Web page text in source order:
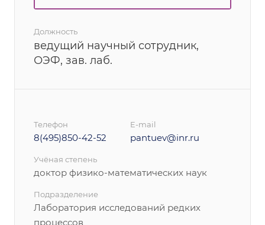
Должность
ведущий научный сотрудник,
ОЭФ, зав. лаб.
Телефон
8(495)850-42-52
E-mail
pantuev@inr.ru
Учёная степень
доктор физико-математических наук
Подразделение
Лаборатория исследований редких
процессов